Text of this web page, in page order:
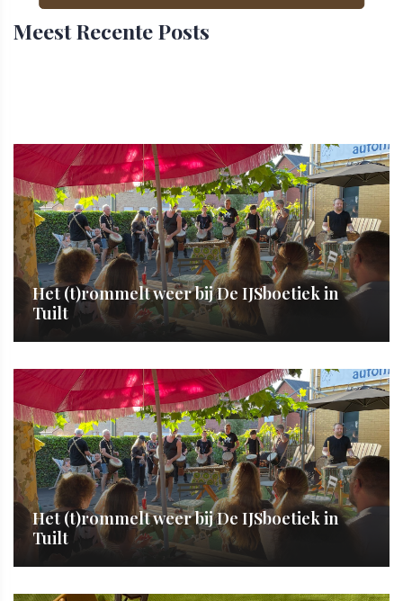
Meest Recente Posts
Het (t)rommelt weer bij De IJSboetiek in
Tuilt
Het (t)rommelt weer bij De IJSboetiek in
Tuilt